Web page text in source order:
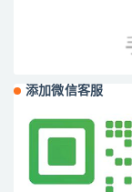
添加微信客服